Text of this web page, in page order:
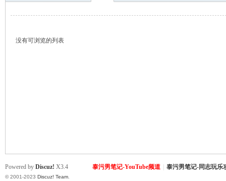
没有可浏览的列表
泰污男笔记-YouTube频道 泰污男笔记-同志玩乐
Powered by Discuz! X3.4
© 2001-2023 Discuz! Team.